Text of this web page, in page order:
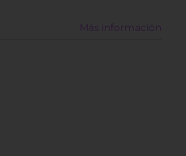
Más información